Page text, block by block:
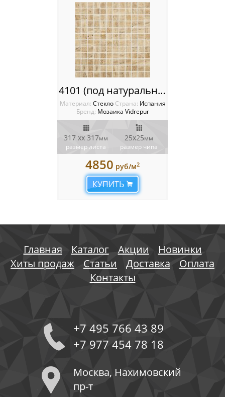
4101 (под натуральный камень) Мозаика Vidrepur Stones
Материал: Стекло Cтрана: Испания
Бренд: Мозаика Vidrepur
317 xx 317мм
размер листа
25x25мм
размер чипа
4850 руб/м2
КУПИТЬ
Главная Каталог Акции
Новинки
Хиты продаж
Статьи Доставка
Оплата
Контакты
+7 495 766 43 89
+7 977 454 78 18
Москва, Нахимовский
пр-т